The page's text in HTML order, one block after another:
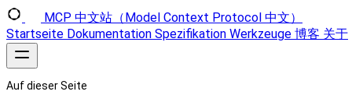
MCP 中文站（Model Context Protocol 中文）
Startseite Dokumentation Spezifikation Werkzeuge 博客 关于
Auf dieser Seite